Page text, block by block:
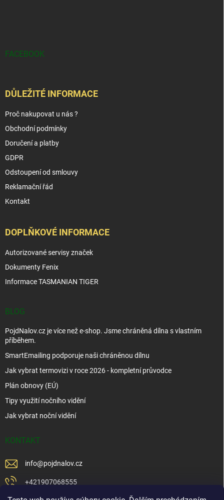
FACEBOOK
DŮLEŽITÉ INFORMACE
Proč nakupovat u nás ?
Obchodní podmínky
Doručení a platby
GDPR
Odstoupení od smlouvy
Reklamační řád
Kontakt
DOPLŇKOVÉ INFORMACE
Autorizované servisy značek
Dokumenty Fenix
Informace TASMANIAN TIGER
BLOG
PojdNalov.cz je více než e-shop. Jsme chráněná dílna s vlastním
příběhem.
SmartEmailing podporuje naši chráněnou dílnu
Jak vybrat termovizi v roce 2026 - kompletní průvodce
Plán obnovy (EÚ)
Tipy využití nočního vidění
Jak vybrat noční vidění
KONTAKT
info@pojdnalov.cz
+421907068555